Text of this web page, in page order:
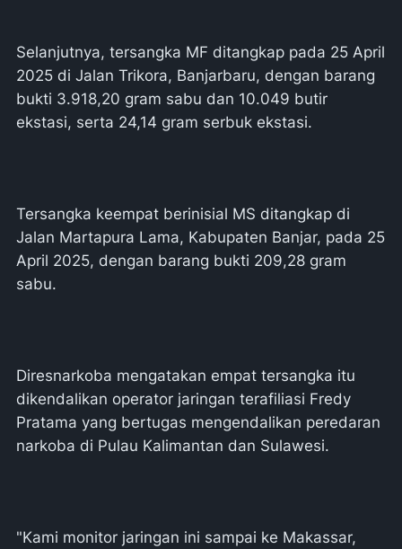
Selanjutnya, tersangka MF ditangkap pada 25 April
2025 di Jalan Trikora, Banjarbaru, dengan barang
bukti 3.918,20 gram sabu dan 10.049 butir
ekstasi, serta 24,14 gram serbuk ekstasi.
Tersangka keempat berinisial MS ditangkap di
Jalan Martapura Lama, Kabupaten Banjar, pada 25
April 2025, dengan barang bukti 209,28 gram
sabu.
Diresnarkoba mengatakan empat tersangka itu
dikendalikan operator jaringan terafiliasi Fredy
Pratama yang bertugas mengendalikan peredaran
narkoba di Pulau Kalimantan dan Sulawesi.
"Kami monitor jaringan ini sampai ke Makassar,